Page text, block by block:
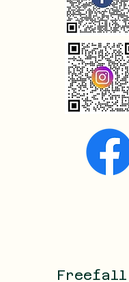
Freefall